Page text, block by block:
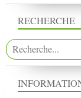
RECHERCHE